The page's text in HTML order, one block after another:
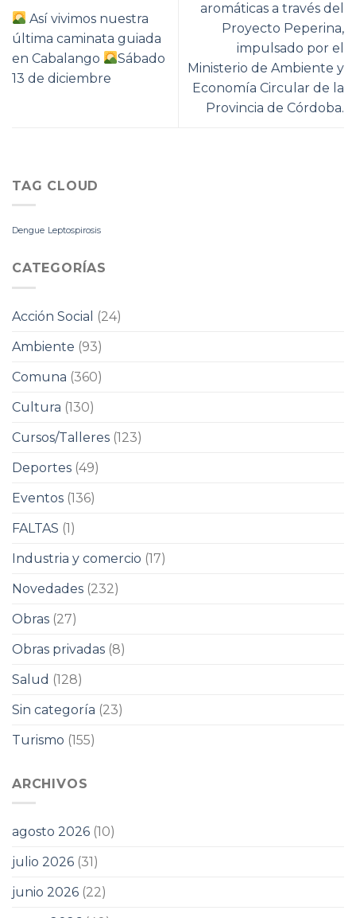
Así vivimos nuestra
última caminata guiada
en Cabalango
Sábado
13 de diciembre
aromáticas a través del
Proyecto Peperina,
impulsado por el
Ministerio de Ambiente y
Economía Circular de la
Provincia de Córdoba.
TAG CLOUD
Dengue Leptospirosis
CATEGORÍAS
Acción Social
(24)
Ambiente (93)
Comuna (360)
Cultura (130)
Cursos/Talleres (123)
Deportes (49)
Eventos (136)
FALTAS (1)
Industria y comercio (17)
Novedades (232)
Obras (27)
Obras privadas (8)
Salud (128)
Sin categoría (23)
Turismo (155)
ARCHIVOS
agosto 2026 (10)
julio 2026 (31)
junio 2026 (22)